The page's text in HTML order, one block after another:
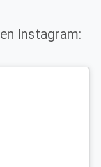
Instagram: